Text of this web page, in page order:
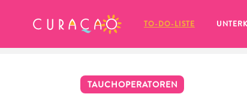
TO-DO-LISTE
TAUCHOPERATOREN
MEINE FAVORITEN